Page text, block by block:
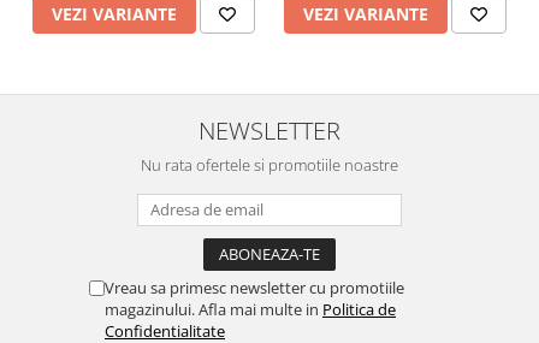
VEZI VARIANTE VEZI VARIANTE
NEWSLETTER
Nu rata ofertele si promotiile noastre
Vreau sa primesc newsletter cu promotiile
magazinului. Afla mai multe in Politica de
Confidentialitate